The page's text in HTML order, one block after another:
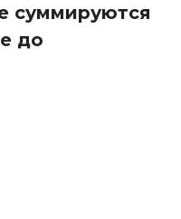
суммируются
до